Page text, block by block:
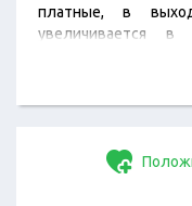
платные, в
увеличивается
время делать